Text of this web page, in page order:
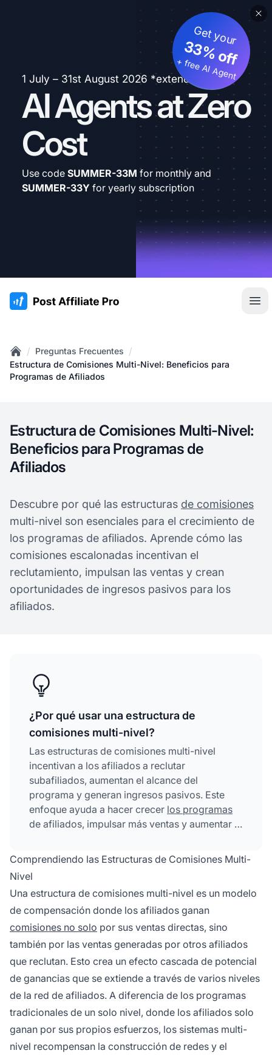
1 July – 31st August 2026 *extended
AI Agents at Zero
Cost
Get your
33% off
+ free AI Agent
Use code SUMMER-33M for monthly and
SUMMER-33Y for yearly subscription
:site.title
Home
/ Preguntas Frecuentes /
Estructura de Comisiones Multi-Nivel: Beneficios para
Programas de Afiliados
Estructura de Comisiones Multi-Nivel:
Beneficios para Programas de
Afiliados
Descubre por qué las estructuras de comisiones
multi-nivel son esenciales para el crecimiento de
los programas de afiliados. Aprende cómo las
comisiones escalonadas incentivan el
reclutamiento, impulsan las ventas y crean
oportunidades de ingresos pasivos para los
afiliados.
¿Por qué usar una estructura de
comisiones multi-nivel?
Las estructuras de comisiones multi-nivel
incentivan a los afiliados a reclutar
subafiliados, aumentan el alcance del
programa y generan ingresos pasivos. Este
enfoque ayuda a hacer crecer los programas
de afiliados, impulsar más ventas y aumentar la
Comprendiendo las Estructuras de Comisiones Multi-
Nivel
Una estructura de comisiones multi-nivel es un modelo
de compensación donde los afiliados ganan
comisiones no solo por sus ventas directas, sino
también por las ventas generadas por otros afiliados
que reclutan. Esto crea un efecto cascada de potencial
de ganancias que se extiende a través de varios niveles
de la red de afiliados. A diferencia de los programas
tradicionales de un solo nivel, donde los afiliados solo
ganan por sus propios esfuerzos, los sistemas multi-
nivel recompensan la construcción de redes y el